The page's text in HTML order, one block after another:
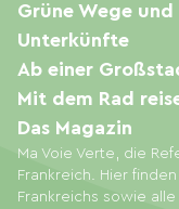
Ma Voie Verte, die
Frankreich. Hier
Frankreichs sowie
Grüne Wege
Unterkünfte
Ab einer
Mit dem Rad
Das Magazin